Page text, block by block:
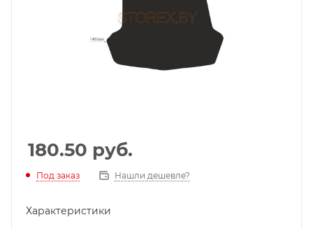
180.50 руб.
Под заказ Нашли дешевле?
Характеристики